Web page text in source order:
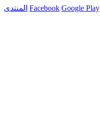
المنتدى Facebook Google Play